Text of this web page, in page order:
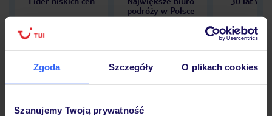
Zgoda Szczegóły O plikach cookies
Szanujemy Twoją prywatność
podróży w Polsce